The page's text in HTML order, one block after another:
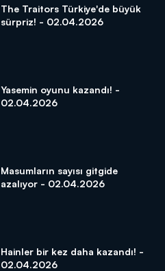
The Traitors Türkiye'de büyük
sürpriz! - 02.04.2026
Yasemin oyunu kazandı! -
02.04.2026
Masumların sayısı gitgide
azalıyor - 02.04.2026
Hainler bir kez daha kazandı! -
02.04.2026